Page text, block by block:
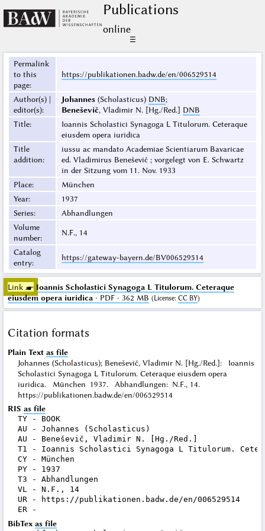
Publications
online
☰
Permalink
to this
page:
https://publikationen.badw.de/en/006529514
Author(s) |
editor(s):
Johannes(Scholasticus) DNB;
Beneševič, Vladimir N. [Hg./Red.] DNB
Title:
Ioannis Scholastici Synagoga L Titulorum. Ceteraque
eiusdem opera iuridica
Title
addition:
iussu ac mandato Academiae Scientiarum Bavaricae
ed. Vladimirus Beneševič ; vorgelegt von E. Schwartz
in der Sitzung vom 11. Nov. 1933
Place:
München
Year:
1937
Series:
Abhandlungen
Volume
number:
N.F., 14
Catalog
entry:
https://gateway-bayern.de/BV006529514
Link ☛ Ioannis Scholastici Synagoga L Titulorum. Ceteraque
eiusdem opera iuridica· PDF · 362 MB (License: CC BY)
Citation formats
Plain Text as file
Johannes (Scholasticus); Beneševič, Vladimir N. [Hg./Red.]: Ioannis
Scholastici Synagoga L Titulorum. Ceteraque eiusdem opera
iuridica. München 1937. Abhandlungen: N.F., 14.
https://publikationen.badw.de/en/006529514
RIS as file
TY - BOOK
AU - Johannes (Scholasticus)
AU - Beneševič, Vladimir N. [Hg./Red.]
T1 - Ioannis Scholastici Synagoga L Titulorum.
CY - München
PY - 1937
T3 - Abhandlungen
VL - N.F., 14
UR - https://publikationen.badw.de/en/006529514
BibTex as file